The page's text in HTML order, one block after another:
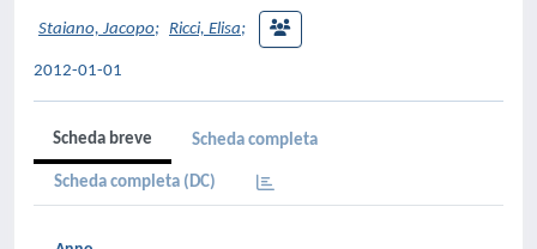
Staiano, Jacopo; Ricci, Elisa;
2012-01-01
Scheda breve Scheda completa
Scheda completa (DC)